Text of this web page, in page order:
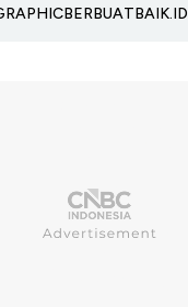
BERBUATBAIK.ID